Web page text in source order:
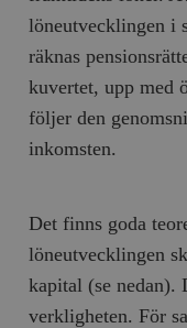
löneutvecklingen i
räknas
kuvertet, upp med
följer den
inkomsten.
Det finns goda
löneutvecklingen
kapital (se nedan).
verkligheten. För